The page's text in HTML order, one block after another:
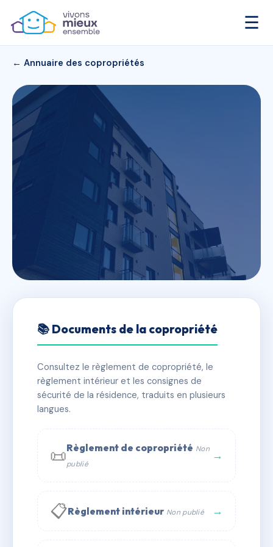
☰
← Annuaire des copropriétés
sdc Arcadie
✓ Immatriculée 🏠 60 lots 🏗 1 bâtiment(s)
📞 Contacter Syndic Digital
📚 Documents de la copropriété
Consultez le règlement de copropriété, le
règlement intérieur et les consignes de
sécurité de la résidence, traduits en plusieurs
langues.
📜Règlement de copropriété Non
publié
→
📋Règlement intérieur Non publié →